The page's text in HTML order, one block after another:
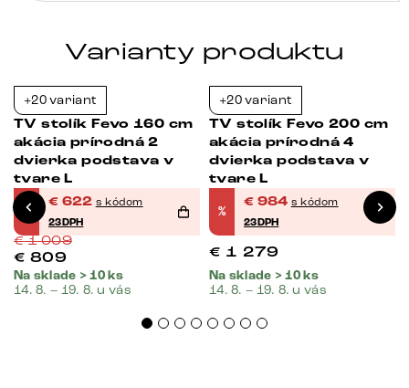
Varianty produktu
+20 variant
TV stolík Fevo 160 cm
akácia prírodná 2
dvierka podstava v
tvare L
%
€ 622 s kódom
23DPH
€1 009
€ 809
Na sklade > 10 ks
14. 8. – 19. 8. u vás
+20 variant
TV stolík Fevo 200 cm
akácia prírodná 4
dvierka podstava v
tvare L
%
€ 984 s kódom
23DPH
€ 1 279
Na sklade > 10 ks
14. 8. – 19. 8. u vás